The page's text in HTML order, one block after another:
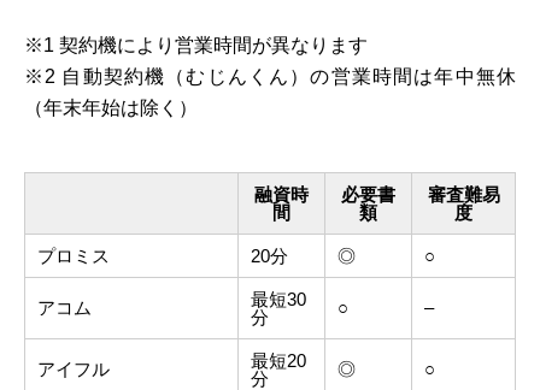
※1 契約機により営業時間が異なります
※2 自動契約機（むじんくん）の営業時間は年中無休
（年末年始は除く）
融資時
間
必要書
類
審査難易
度
プロミス 20分 ◎ ○
アコム
最短30
分
○ –
アイフル
最短20
分
◎ ○